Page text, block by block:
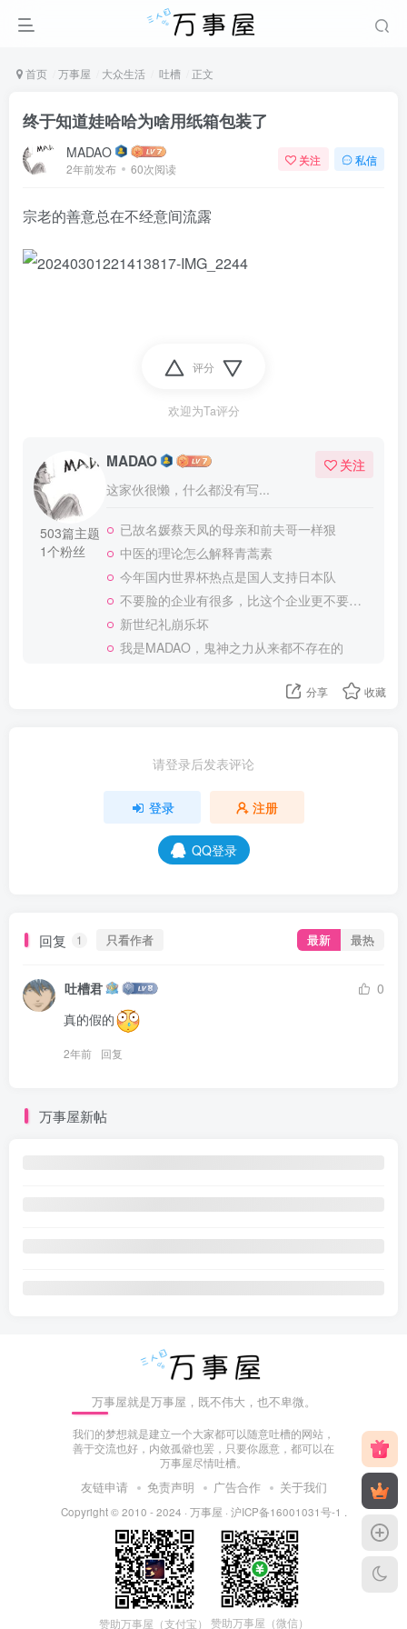
首页 万事屋 大众生活 吐槽 正文
终于知道娃哈哈为啥用纸箱包装了
MADAO
2年前发布 60次阅读
关注 私信
宗老的善意总在不经意间流露
评分
欢迎为Ta评分
503篇主题
1个粉丝
MADAO
这家伙很懒，什么都没有写...
关注
已故名媛蔡天凤的母亲和前夫哥一样狠
中医的理论怎么解释青蒿素
今年国内世界杯热点是国人支持日本队
不要脸的企业有很多，比这个企业更不要脸的，应该就没有了
新世纪礼崩乐坏
我是MADAO，鬼神之力从来都不存在的
分享 收藏
请登录后发表评论
登录 注册
QQ登录
回复 1 只看作者 最新 最热
吐槽君
0
真的假的
2年前 回复
万事屋新帖
万事屋就是万事屋，既不伟大，也不卑微。
我们的梦想就是建立一个大家都可以随意吐槽的网站，
善于交流也好，内敛孤僻也罢，只要你愿意，都可以在
万事屋尽情吐槽。
友链申请 免责声明 广告合作 关于我们
Copyright © 2010 - 2024 · 万事屋 · 沪ICP备16001031号-1 .
赞助万事屋（支付宝） 赞助万事屋（微信）